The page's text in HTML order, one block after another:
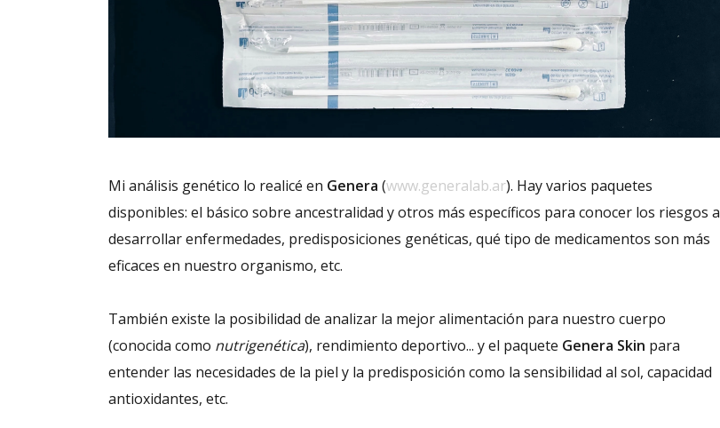
Mi análisis genético lo realicé en Genera (www.generalab.ar). Hay varios paquetes
disponibles: el básico sobre ancestralidad y otros más específicos para conocer los riesgos a
desarrollar enfermedades, predisposiciones genéticas, qué tipo de medicamentos son más
eficaces en nuestro organismo, etc.
También existe la posibilidad de analizar la mejor alimentación para nuestro cuerpo
(conocida como nutrigenética), rendimiento deportivo... y el paquete Genera Skin para
entender las necesidades de la piel y la predisposición como la sensibilidad al sol, capacidad
antioxidantes, etc.